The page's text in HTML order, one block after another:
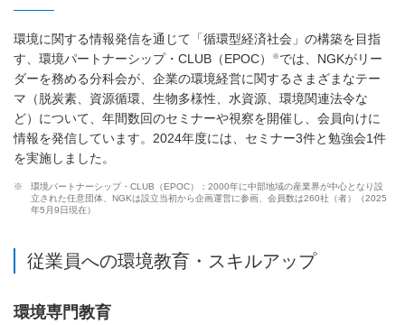
環境に関する情報発信を通じて「循環型経済社会」の構築を目指
す、環境パートナーシップ・CLUB（EPOC）
※ では、NGKがリー
ダーを務める分科会が、企業の環境経営に関するさまざまなテー
マ（脱炭素、資源循環、生物多様性、水資源、環境関連法令な
ど）について、年間数回のセミナーや視察を開催し、会員向けに
情報を発信しています。2024年度には、セミナー3件と勉強会1件
を実施しました。
※
環境パートナーシップ・CLUB（EPOC）：2000年に中部地域の産業界が中心となり設
立された任意団体、NGKは設立当初から企画運営に参画、会員数は260社（者）（2025
年5月9日現在）
従業員への環境教育・スキルアップ
環境専門教育